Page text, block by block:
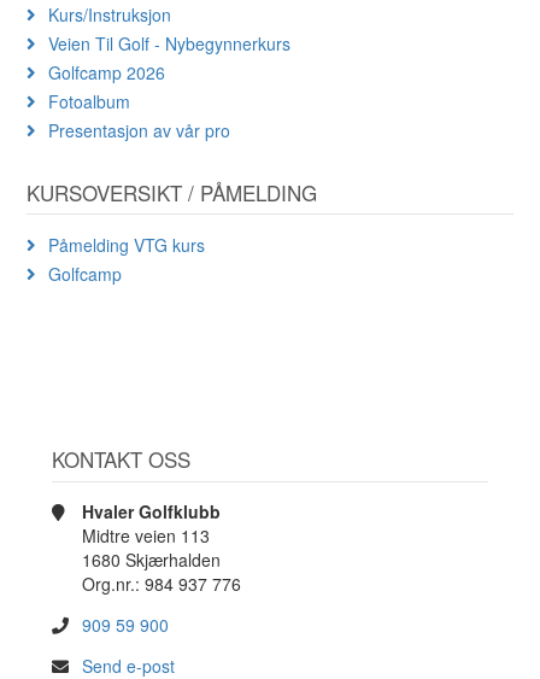
Kurs/Instruksjon
Veien Til Golf - Nybegynnerkurs
Golfcamp 2026
Fotoalbum
Presentasjon av vår pro
KURSOVERSIKT / PÅMELDING
Påmelding VTG kurs
Golfcamp
KONTAKT OSS
Hvaler Golfklubb
Midtre veien 113
1680 Skjærhalden
Org.nr.: 984 937 776
909 59 900
Send e-post